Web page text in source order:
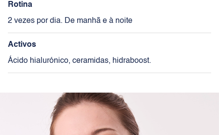
Rotina
2 vezes por dia. De manhã e à noite
Activos
Ácido hialurónico, ceramidas, hidraboost.